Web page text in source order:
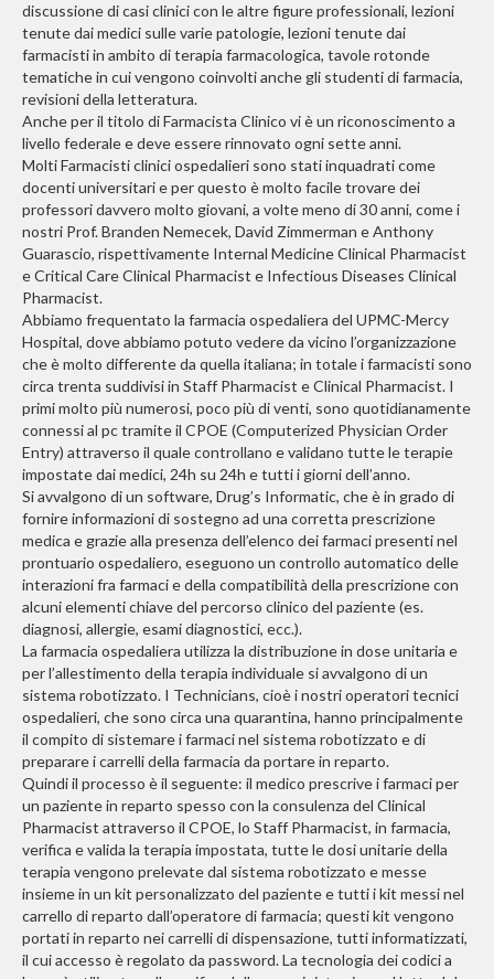
discussione di casi clinici con le altre figure professionali, lezioni
tenute dai medici sulle varie patologie, lezioni tenute dai
farmacisti in ambito di terapia farmacologica, tavole rotonde
tematiche in cui vengono coinvolti anche gli studenti di farmacia,
revisioni della letteratura.
Anche per il titolo di Farmacista Clinico vi è un riconoscimento a
livello federale e deve essere rinnovato ogni sette anni.
Molti Farmacisti clinici ospedalieri sono stati inquadrati come
docenti universitari e per questo è molto facile trovare dei
professori davvero molto giovani, a volte meno di 30 anni, come i
nostri Prof. Branden Nemecek, David Zimmerman e Anthony
Guarascio, rispettivamente Internal Medicine Clinical Pharmacist
e Critical Care Clinical Pharmacist e Infectious Diseases Clinical
Pharmacist.
Abbiamo frequentato la farmacia ospedaliera del UPMC-Mercy
Hospital, dove abbiamo potuto vedere da vicino l’organizzazione
che è molto differente da quella italiana; in totale i farmacisti sono
circa trenta suddivisi in Staff Pharmacist e Clinical Pharmacist. I
primi molto più numerosi, poco più di venti, sono quotidianamente
connessi al pc tramite il CPOE (Computerized Physician Order
Entry) attraverso il quale controllano e validano tutte le terapie
impostate dai medici, 24h su 24h e tutti i giorni dell’anno.
Si avvalgono di un software, Drug’s Informatic, che è in grado di
fornire informazioni di sostegno ad una corretta prescrizione
medica e grazie alla presenza dell’elenco dei farmaci presenti nel
prontuario ospedaliero, eseguono un controllo automatico delle
interazioni fra farmaci e della compatibilità della prescrizione con
alcuni elementi chiave del percorso clinico del paziente (es.
diagnosi, allergie, esami diagnostici, ecc.).
La farmacia ospedaliera utilizza la distribuzione in dose unitaria e
per l’allestimento della terapia individuale si avvalgono di un
sistema robotizzato. I Technicians, cioè i nostri operatori tecnici
ospedalieri, che sono circa una quarantina, hanno principalmente
il compito di sistemare i farmaci nel sistema robotizzato e di
preparare i carrelli della farmacia da portare in reparto.
Quindi il processo è il seguente: il medico prescrive i farmaci per
un paziente in reparto spesso con la consulenza del Clinical
Pharmacist attraverso il CPOE, lo Staff Pharmacist, in farmacia,
verifica e valida la terapia impostata, tutte le dosi unitarie della
terapia vengono prelevate dal sistema robotizzato e messe
insieme in un kit personalizzato del paziente e tutti i kit messi nel
carrello di reparto dall’operatore di farmacia; questi kit vengono
portati in reparto nei carrelli di dispensazione, tutti informatizzati,
il cui accesso è regolato da password. La tecnologia dei codici a